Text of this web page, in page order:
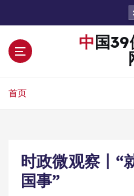
中国39健康热线
首页
时政微观察丨“
国事”